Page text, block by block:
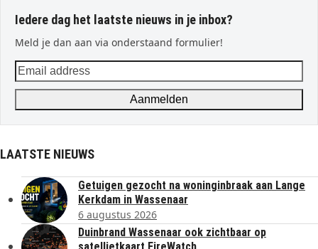
Iedere dag het laatste nieuws in je inbox?
Meld je dan aan via onderstaand formulier!
Email
address
Aanmelden
LAATSTE NIEUWS
Getuigen gezocht na woninginbraak aan Lange
Kerkdam in Wassenaar
6 augustus 2026
Duinbrand Wassenaar ook zichtbaar op